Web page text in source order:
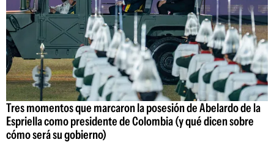
Tres momentos que marcaron la posesión de Abelardo de la
Espriella como presidente de Colombia (y qué dicen sobre
cómo será su gobierno)